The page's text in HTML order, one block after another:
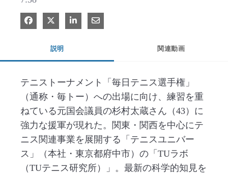
Facebook で共有
Xで共有する
LinkedIn で共有
電子メールで共有
説明 関連動画
テニストーナメント「毎日テニス選手権」
（通称・毎トー）への出場に向け、練習を重
ねている元国会議員の杉村太蔵さん（43）に
強力な援軍が現れた。関東・関西を中心にテ
ニス関連事業を展開する「テニスユニバー
ス」（本社・東京都府中市）の「TUラボ
（TUテニス研究所）」。最新の科学的知見を